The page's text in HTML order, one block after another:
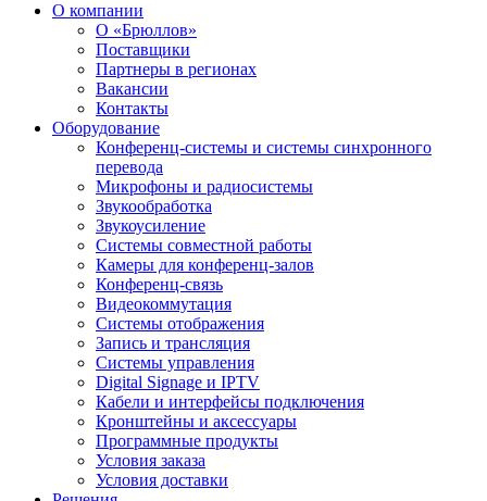
О компании
О «Брюллов»
Поставщики
Партнеры в регионах
Вакансии
Контакты
Оборудование
Конференц-системы и системы синхронного
перевода
Микрофоны и радиосистемы
Звукообработка
Звукоусиление
Системы совместной работы
Камеры для конференц-залов
Конференц-связь
Видеокоммутация
Системы отображения
Запись и трансляция
Системы управления
Digital Signage и IPTV
Кабели и интерфейсы подключения
Кронштейны и аксессуары
Программные продукты
Условия заказа
Условия доставки